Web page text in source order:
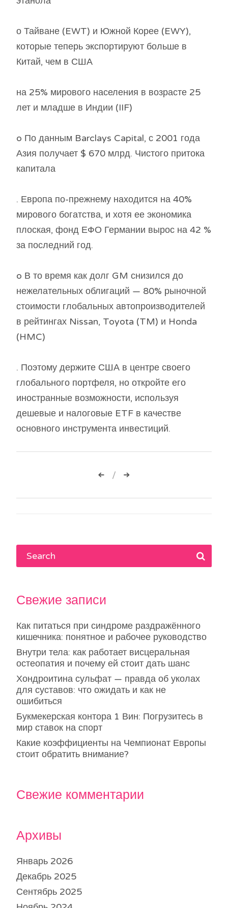
о Тайване (EWT) и Южной Корее (EWY),
которые теперь экспортируют больше в
Китай, чем в США
на 25% мирового населения в возрасте 25
лет и младше в Индии (IIF)
o По данным Barclays Capital, с 2001 года
Азия получает $ 670 млрд. Чистого притока
капитала
. Европа по-прежнему находится на 40%
мирового богатства, и хотя ее экономика
плоская, фонд ЕФО Германии вырос на 42 %
за последний год.
o В то время как долг GM снизился до
нежелательных облигаций — 80% рыночной
стоимости глобальных автопроизводителей
в рейтингах Nissan, Toyota (TM) и Honda
(HMC)
. Поэтому держите США в центре своего
глобального портфеля, но откройте его
иностранные возможности, используя
дешевые и налоговые ETF в качестве
основного инструмента инвестиций.
Навигация
по
Свежие записи
Как питаться при синдроме раздражённого
кишечника: понятное и рабочее руководство
Внутри тела: как работает висцеральная
остеопатия и почему ей стоит дать шанс
Хондроитина сульфат — правда об уколах
для суставов: что ожидать и как не
ошибиться
Букмекерская контора 1 Вин: Погрузитесь в
мир ставок на спорт
Какие коэффициенты на Чемпионат Европы
стоит обратить внимание?
Свежие комментарии
Архивы
Январь 2026
Декабрь 2025
Сентябрь 2025